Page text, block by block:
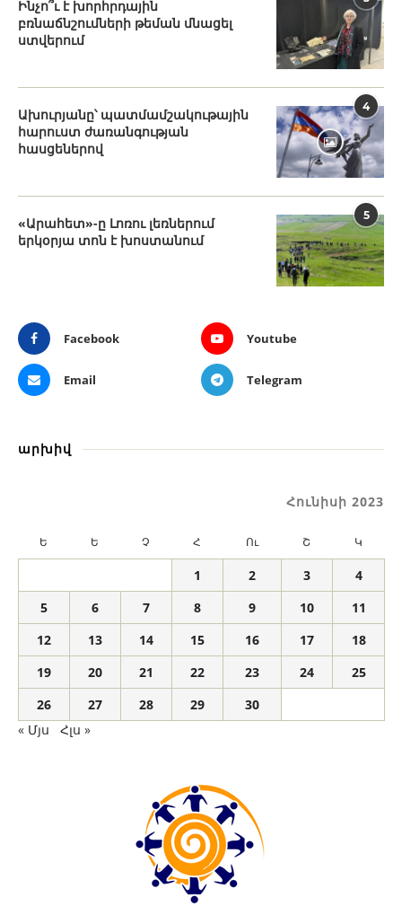
Ինչո՞ւ է խորհրդային
բռնաճնշումների թեման մնացել
ստվերում
4
Ախուրյանը՝ պատմամշակութային
հարուստ ժառանգության
հասցեներով
5
«Արահետ»-ը Լոռու լեռներում
երկօրյա տոն է խոստանում
Facebook Youtube
Email Telegram
արխիվ
Հունիսի 2023
Ե Ե Չ Հ Ու Շ Կ
1 2 3
4
5
6 7 8 9 10
11
12
13 14 15 16 17
18
19
20 21 22 23 24
25
26
27 28 29
30
« Մյս
Հլս »